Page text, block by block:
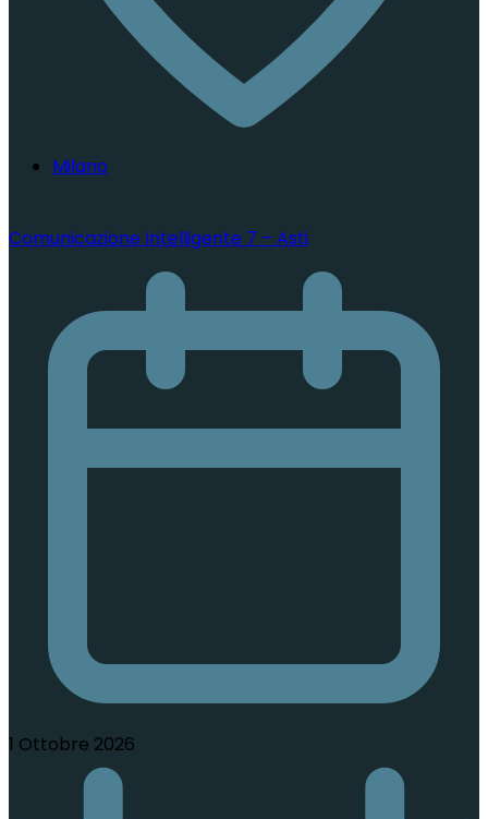
Milano
Comunicazione Intelligente 7 – Asti
1 Ottobre 2026